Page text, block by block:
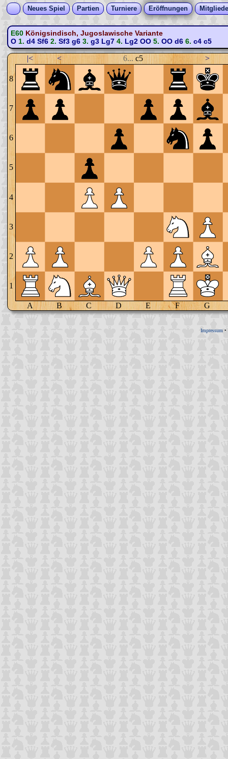
Neues Spiel Partien Turniere Eröffnungen
E60 Königsindisch, Jugoslawische Variante
O1. d4 Sf62. Sf3 g63. g3 Lg74. Lg2 OO5. OO d66. c4 c5
|< < 6... c5 >
8
7
6
5
4
3
2
1
A B C D E F G
Impressum •